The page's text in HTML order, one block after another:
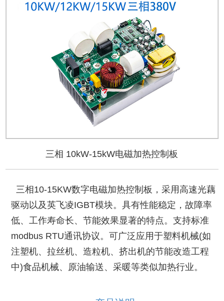
三相 10kW-15kW电磁加热控制板
三相10-15KW数字电磁加热控制板，采用高速光藕
驱动以及英飞凌IGBT模块。具有性能稳定，故障率
低、工作寿命长、节能效果显著的特点。支持标准
modbus RTU通讯协议。可广泛应用于塑料机械(如
注塑机、拉丝机、造粒机、挤出机的节能改造工程
中)食品机械、原油输送、采暖等类似加热行业。